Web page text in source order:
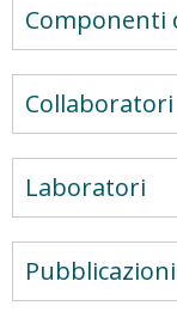
Componenti
Laboratori
Pubblicazioni